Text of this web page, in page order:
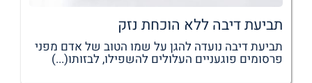
תביעת דיבה ללא הוכחת נזק
תביעת דיבה נועדה להגן על שמו הטוב של אדם מפני
פרסומים פוגעניים העלולים להשפילו, לבזותו(...)